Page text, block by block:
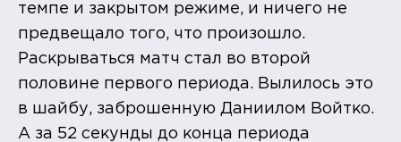
темпе и закрытом режиме, и ничего не
предвещало того, что произошло.
Раскрываться матч стал во второй
половине первого периода. Вылилось это
в шайбу, заброшенную Даниилом Войтко.
А за 52 секунды до конца периода